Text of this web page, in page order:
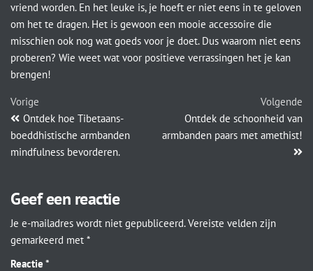
vriend worden. En het leuke is, je hoeft er niet eens in te geloven
om het te dragen. Het is gewoon een mooie accessoire die
misschien ook nog wat goeds voor je doet. Dus waarom niet eens
proberen? Wie weet wat voor positieve verrassingen het je kan
brengen!
Vorige
Ontdek hoe Tibetaans-
boeddhistische armbanden
mindfulness bevorderen.
Volgende
Ontdek de schoonheid van
armbanden paars met amethist!
Geef een reactie
Je e-mailadres wordt niet gepubliceerd. Vereiste velden zijn
gemarkeerd met *
Reactie *